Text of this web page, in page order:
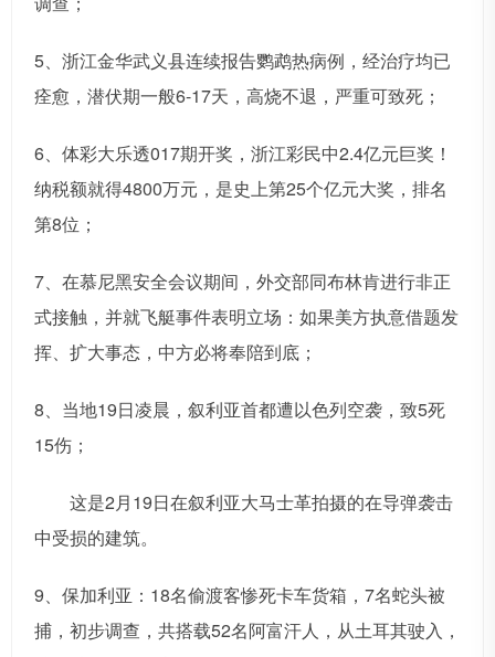
5、浙江金华武义县连续报告鹦鹉热病例，经治疗均已
痊愈，潜伏期一般6-17天，高烧不退，严重可致死；
6、体彩大乐透017期开奖，浙江彩民中2.4亿元巨奖！
纳税额就得4800万元，是史上第25个亿元大奖，排名
第8位；
7、在慕尼黑安全会议期间，外交部同布林肯进行非正
式接触，并就飞艇事件表明立场：如果美方执意借题发
挥、扩大事态，中方必将奉陪到底；
8、当地19日凌晨，叙利亚首都遭以色列空袭，致5死
15伤；
这是2月19日在叙利亚大马士革拍摄的在导弹袭击
中受损的建筑。
9、保加利亚：18名偷渡客惨死卡车货箱，7名蛇头被
捕，初步调查，共搭载52名阿富汗人，从土耳其驶入，